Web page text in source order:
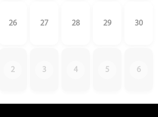
26 27 28 29 30
2 3 4 5 6